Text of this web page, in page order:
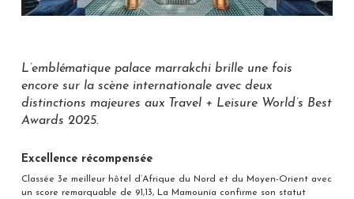
L’emblématique palace marrakchi brille une fois
encore sur la scène internationale avec deux
distinctions majeures aux Travel + Leisure World’s Best
Awards 2025.
Excellence récompensée
Classée 3e meilleur hôtel d’Afrique du Nord et du Moyen-Orient avec
un score remarquable de 91,13, La Mamounia confirme son statut